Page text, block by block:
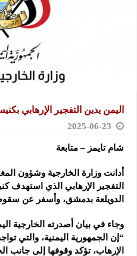
اليمن يدين التفجير الإرهابي
2025-06-23
شام تايمز – متابعة
أدانت وزارة الخارجية وشؤون
التفجير الإرهابي الذي استهدف
الدويلعة بدمشق، وأسفر عن
وجاء في بيان أصدرته الخارجية
“إن الجمهورية اليمنية، والتي
الإرهاب، تؤكد وقوفها إلى جانب